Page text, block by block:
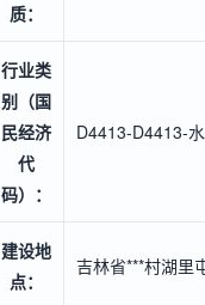
质：
行业类
别（国
民经济
代
码）：
D4413-D4413-
建设地
点：
吉林省***村湖里